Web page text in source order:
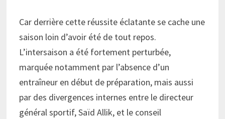
Car derrière cette réussite éclatante se cache une
saison loin d’avoir été de tout repos.
L’intersaison a été fortement perturbée,
marquée notamment par l’absence d’un
entraîneur en début de préparation, mais aussi
par des divergences internes entre le directeur
général sportif, Saïd Allik, et le conseil